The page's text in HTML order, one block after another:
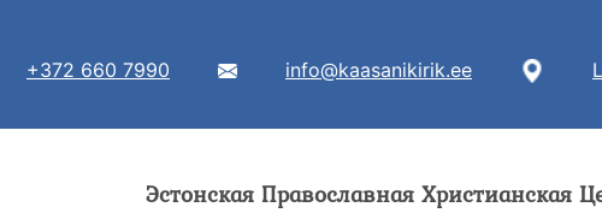
+372 660 7990 info@kaasanikirik.ee
Эстонская Православная Христианская